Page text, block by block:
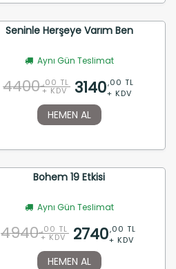
Seninle Herşeye Varım Ben
Aynı Gün Teslimat
4400 ,00 TL
+ KDV 3140,00 TL
+ KDV
HEMEN AL
Bohem 19 Etkisi
Aynı Gün Teslimat
4940 ,00 TL
+ KDV 2740,00 TL
+ KDV
HEMEN AL